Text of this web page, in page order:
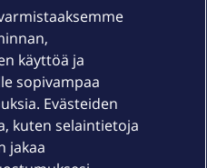
käyttöä ja
sopivampaa
Evästeiden
kuten selaintietoja
jakaa